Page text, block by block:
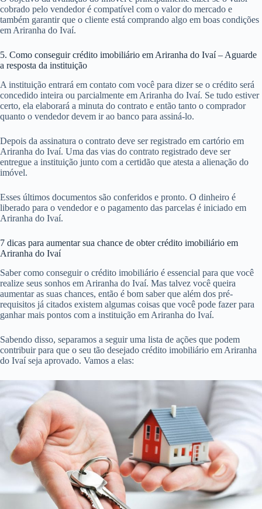
cobrado pelo vendedor é compatível com o valor do mercado e
também garantir que o cliente está comprando algo em boas condições
em Ariranha do Ivaí.
5. Como conseguir crédito imobiliário em Ariranha do Ivaí – Aguarde
a resposta da instituição
A instituição entrará em contato com você para dizer se o crédito será
concedido inteira ou parcialmente em Ariranha do Ivaí. Se tudo estiver
certo, ela elaborará a minuta do contrato e então tanto o comprador
quanto o vendedor devem ir ao banco para assiná-lo.
Depois da assinatura o contrato deve ser registrado em cartório em
Ariranha do Ivaí. Uma das vias do contrato registrado deve ser
entregue a instituição junto com a certidão que atesta a alienação do
imóvel.
Esses últimos documentos são conferidos e pronto. O dinheiro é
liberado para o vendedor e o pagamento das parcelas é iniciado em
Ariranha do Ivaí.
7 dicas para aumentar sua chance de obter crédito imobiliário em
Ariranha do Ivaí
Saber como conseguir o crédito imobiliário é essencial para que você
realize seus sonhos em Ariranha do Ivaí. Mas talvez você queira
aumentar as suas chances, então é bom saber que além dos pré-
requisitos já citados existem algumas coisas que você pode fazer para
ganhar mais pontos com a instituição em Ariranha do Ivaí.
Sabendo disso, separamos a seguir uma lista de ações que podem
contribuir para que o seu tão desejado crédito imobiliário em Ariranha
do Ivaí seja aprovado. Vamos a elas: